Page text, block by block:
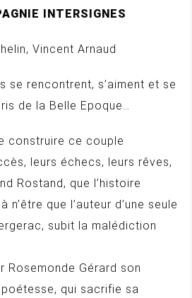
INTERSIGNES
Vincent Arnaud
se rencontrent, s’aiment et se
de la Belle Epoque…
construire ce couple
leurs échecs, leurs rêves,
Rostand, que l’histoire
que l’auteur d’une seule
subit la malédiction
Rosemonde Gérard son
qui sacrifie sa